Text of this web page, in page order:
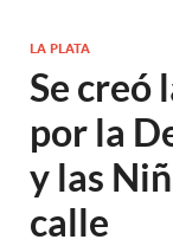
LA PLATA
Se creó
por la
y las
calle